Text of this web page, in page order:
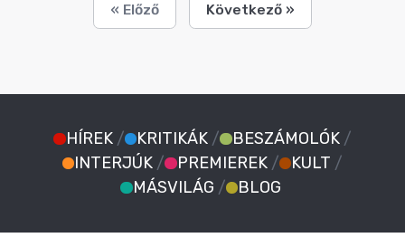
« Előző Következő »
HÍREK / KRITIKÁK / BESZÁMOLÓK /
INTERJÚK / PREMIEREK / KULT /
MÁSVILÁG / BLOG